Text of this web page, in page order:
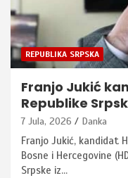
REPUBLIKA SRPSKA
Franjo Jukić
Republike
7 Jula, 2026 Danka
Franjo Jukić, kandidat
Bosne i Hercegovine
Srpske iz…